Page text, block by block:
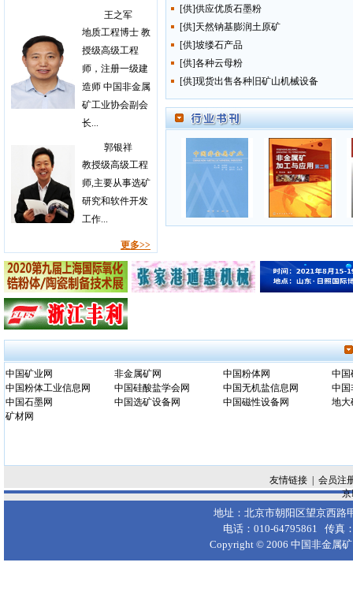
王之军
地质工程博士 教
授级高级工程
师，注册一级建
造师 中国非金属
矿工业协会副会
长...
郭银祥
教授级高级工程
师,主要从事选矿
研究和软件开发
工作...
更多>>
[供]供应优质石墨粉
[供]天然钠基膨润土原矿
[供]坡缕石产品
[供]各种云母粉
[供]现货出售各种旧矿山机械设备
中国矿业网 非金属矿网 中国粉体网
中国
中国粉体工业信息网
中国硅酸盐学会网 中国无机盐信息网
中国
中国石墨网
中国选矿设备网 中国磁性设备网
地大
矿材网
友情链接
会员注
京
地址：北京市朝阳区望京西路
电话：010-64795861 传真
Copyright © 2006 中国非金属